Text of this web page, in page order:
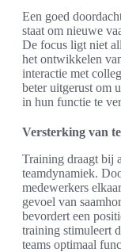
Een goed
staat om nieuwe
De focus ligt niet
het ontwikkelen
interactie met
beter uitgerust om
in hun functie te
Versterking van
Training draagt bij
teamdynamiek.
medewerkers
gevoel van
bevordert een
training stimuleert
teams optimaal